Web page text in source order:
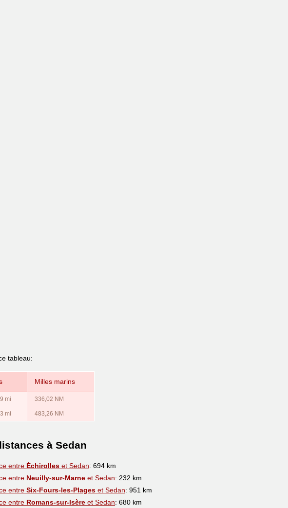
tableau:
Milles marins
mi 336,02 NM
mi 483,26 NM
à Sedan
entre Échirolles et Sedan: 694 km
entre Neuilly-sur-Marne et Sedan: 232 km
entre Six-Fours-les-Plages et Sedan: 951 km
entre Romans-sur-Isère et Sedan: 680 km